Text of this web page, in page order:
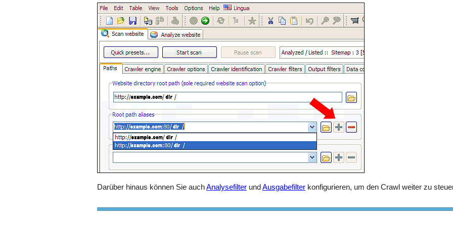
Darüber hinaus können Sie auchAnalysefilter und Ausgabefilter konfigurieren, um den Crawl weiter zu